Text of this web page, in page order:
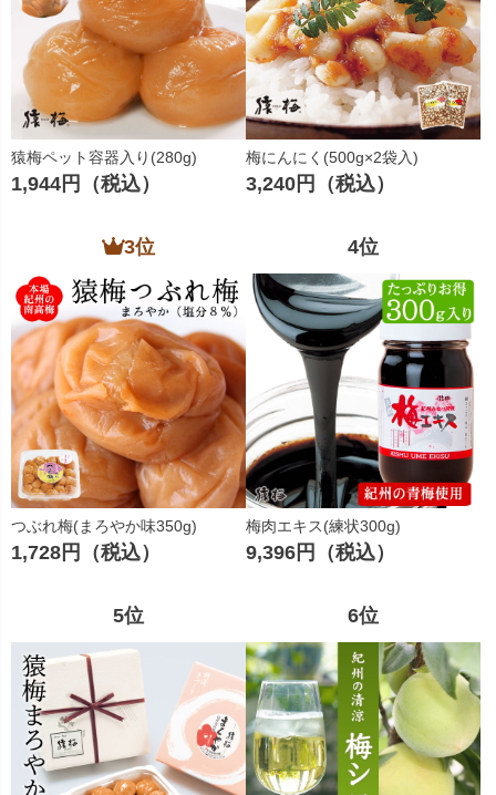
猿梅ペット容器入り(280g)
1,944円（税込）
梅にんにく(500g×2袋入)
3,240円（税込）
3位
つぶれ梅(まろやか味350g)
1,728円（税込）
4位
梅肉エキス(練状300g)
9,396円（税込）
5位 6位